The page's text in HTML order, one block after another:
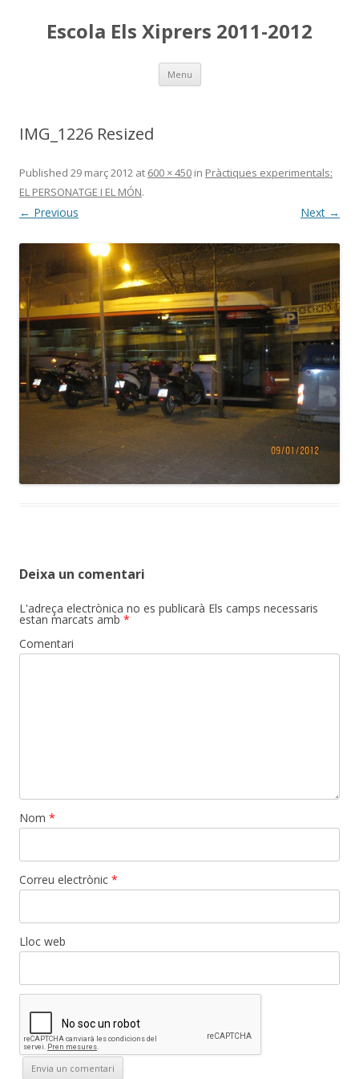
Escola Els Xiprers 2011-2012
Menu Skip
content
IMG_1226 Resized
Published 29 març 2012 at 600 × 450 in Pràctiques experimentals:
EL PERSONATGE I EL MÓN.
← Previous Next →
Deixa un comentari
L'adreça electrònica no es publicarà Els camps necessaris
estan marcats amb *
Comentari
Nom *
Correu electrònic *
Lloc web